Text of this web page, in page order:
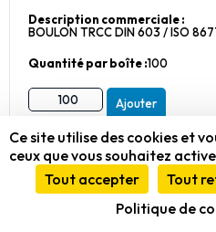
Description commerciale :
BOULON TRCC DIN 603 / ISO
Quantité par boîte :100
Ajouter
Référence :1017001080075
Ce site utilise des cookies et
ceux que vous souhaitez
Tout accepter
Tout
Politique de